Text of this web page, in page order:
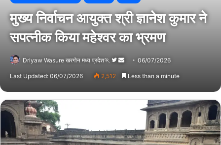
मुख्य निर्वाचन आयुक्त श्री ज्ञानेश कुमार ने
सपत्नीक किया महेश्वर का भ्रमण
Driyaw Wasure खरगोन मध्य प्रदेश🏃
Follow
on
Send
an
06/07/2026
Last Updated: 06/07/2026 2,512 Less than a minute